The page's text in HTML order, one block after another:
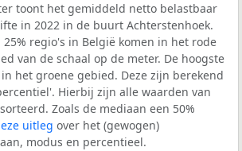
toont het gemiddeld netto belastbaar
in 2022 in de buurt Achterstenhoek.
25% regio's in België komen in het rode
van de schaal op de meter. De hoogste
het groene gebied. Deze zijn berekend
Hierbij zijn alle waarden van
Zoals de mediaan een 50%
uitleg over het (gewogen)
modus en percentieel.